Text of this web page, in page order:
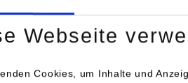
Webseite
Cookies, um Inhalte und